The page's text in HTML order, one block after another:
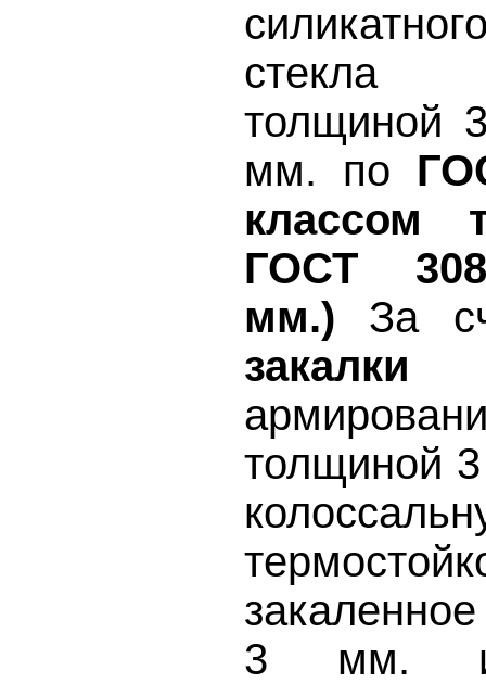
стекла
толщиной
мм. по
классом
ГОСТ
мм.) За
закалки
толщиной
3 мм.